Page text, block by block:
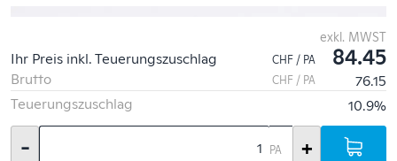
exkl. MWST
Ihr Preis inkl. Teuerungszuschlag CHF / PA 84.45
Brutto CHF / PA
76.15
Teuerungszuschlag
10.9%
- PA +